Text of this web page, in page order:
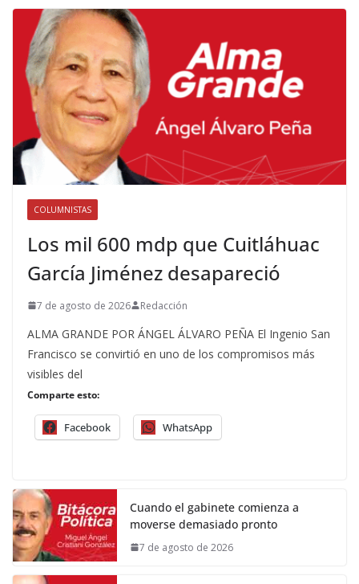
COLUMNISTAS
Los mil 600 mdp que Cuitláhuac
García Jiménez desapareció
7 de agosto de 2026 Redacción
ALMA GRANDE POR ÁNGEL ÁLVARO PEÑA El Ingenio San
Francisco se convirtió en uno de los compromisos más
visibles del
Comparte esto:
Facebook WhatsApp
Cuando el gabinete comienza a
moverse demasiado pronto
7 de agosto de 2026